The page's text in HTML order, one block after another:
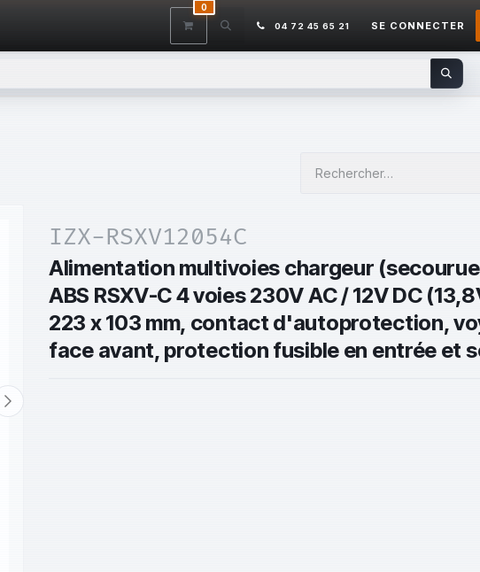
CONTACTEZ-NOUS AIDE
0
04 72 45 65 21 SE CONNECTER
IZX-RSXV12054C
Alimentation multivoies chargeur
ABS RSXV-C 4 voies 230V AC / 12V DC
223 x 103 mm, contact d'autoprotection,
face avant, protection fusible en entrée et